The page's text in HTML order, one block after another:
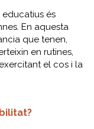
és
En aquesta
que tenen,
en rutines,
el cos i la